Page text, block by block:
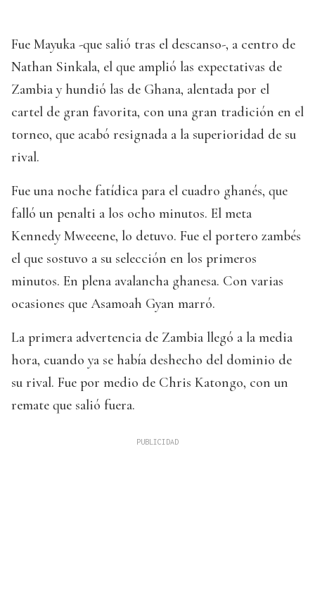
Fue Mayuka -que salió tras el descanso-, a centro de
Nathan Sinkala, el que amplió las expectativas de
Zambia y hundió las de Ghana, alentada por el
cartel de gran favorita, con una gran tradición en el
torneo, que acabó resignada a la superioridad de su
rival.
Fue una noche fatídica para el cuadro ghanés, que
falló un penalti a los ocho minutos. El meta
Kennedy Mweeene, lo detuvo. Fue el portero zambés
el que sostuvo a su selección en los primeros
minutos. En plena avalancha ghanesa. Con varias
ocasiones que Asamoah Gyan marró.
La primera advertencia de Zambia llegó a la media
hora, cuando ya se había deshecho del dominio de
su rival. Fue por medio de Chris Katongo, con un
remate que salió fuera.